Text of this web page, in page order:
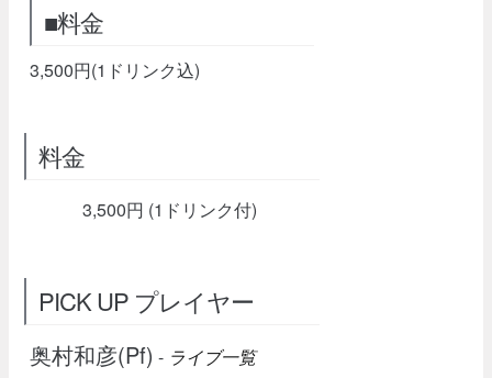
■料金
3,500円(1ドリンク込)
料金
3,500円 (1ドリンク付)
PICK UP プレイヤー
奥村和彦(Pf) - ライブ一覧